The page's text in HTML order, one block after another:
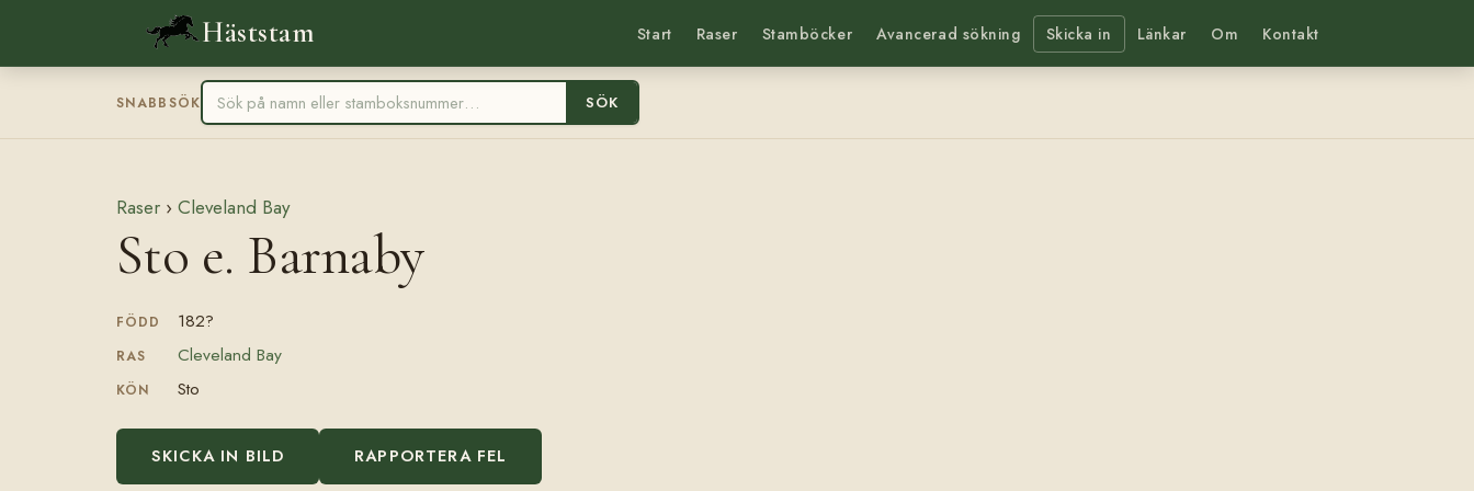
Häststam Start Raser Stamböcker Avancerad sökning Skicka in Länkar Om Kontakt
SNABBSÖK SÖK
Raser › Cleveland Bay
Sto e. Barnaby
FÖDD 182?
RAS Cleveland Bay
KÖN Sto
SKICKA IN BILD RAPPORTERA FEL